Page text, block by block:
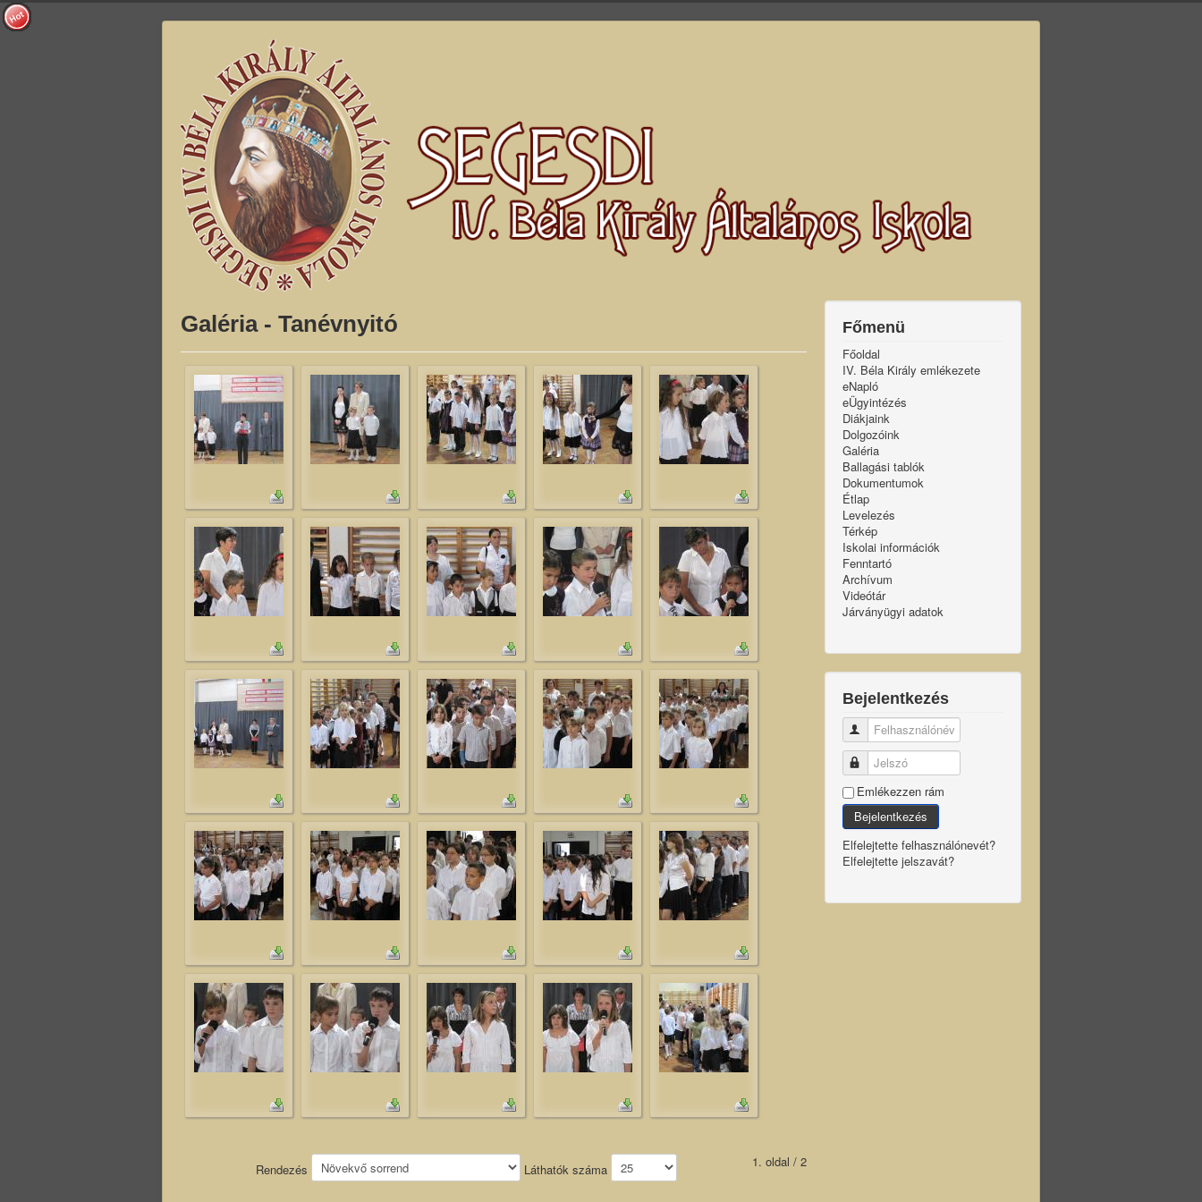
Galéria - Tanévnyitó
Rendezés Láthatók száma 1. oldal / 2
Főmenü
Főoldal
IV. Béla Király emlékezete
eNapló
eÜgyintézés
Diákjaink
Dolgozóink
Galéria
Ballagási tablók
Dokumentumok
Étlap
Levelezés
Térkép
Iskolai információk
Fenntartó
Archívum
Videótár
Járványügyi adatok
Bejelentkezés
Felhasználónév
Jelszó
Emlékezzen rám
Bejelentkezés
Elfelejtette felhasználónevét?
Elfelejtette jelszavát?